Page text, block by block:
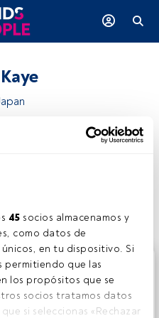
45 socios almacenamos y
como datos de
en tu dispositivo. Si
permitiendo que las
los propósitos que se
socios tratamos datos
si seleccionas «Rechazar
los usuarios registrados
accede desde el
te invitamos a
el universo que ofrece